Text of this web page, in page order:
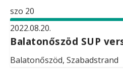
szo 20
2022.08.20.
Balatonőszöd SUP
Balatonőszöd, Szabadstrand